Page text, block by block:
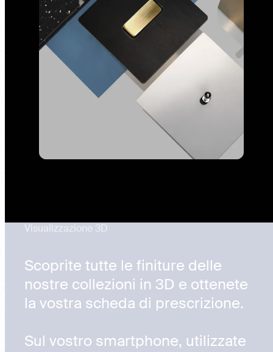
Visualizzazione 3D
Scoprite tutte le finiture delle
nostre collezioni in 3D e ottenete
la vostra scheda di prescrizione.
Sul vostro smartphone, utilizzate